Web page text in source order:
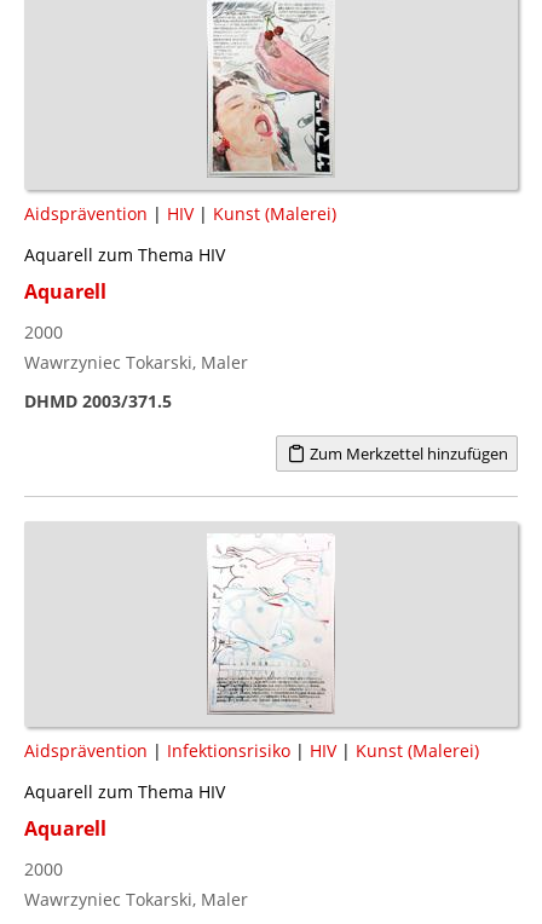
Aidsprävention | HIV| Kunst (Malerei)
Aquarell zum Thema HIV
Aquarell
2000
Wawrzyniec Tokarski, Maler
DHMD 2003/371.5
Zum Merkzettel hinzufügen
Aidsprävention | Infektionsrisiko | HIV| Kunst (Malerei)
Aquarell zum Thema HIV
Aquarell
2000
Wawrzyniec Tokarski, Maler